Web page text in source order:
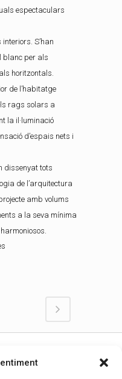
espectaculars
S’han
blanc per als
horitzontals.
de l’habitatge
rags solars a
la il·luminació
d’espais nets i
dissenyat tots
de l’arquitectura
amb volums
a la seva mínima